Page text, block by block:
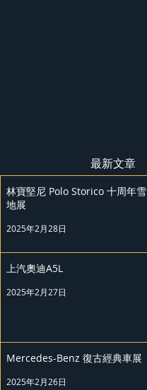
最新文章
林寶堅尼 Polo Storico 十周年雪
地展
2025年2月28日
上汽奧迪A5L
2025年2月27日
Mercedes-Benz 復古經典車展
2025年2月26日